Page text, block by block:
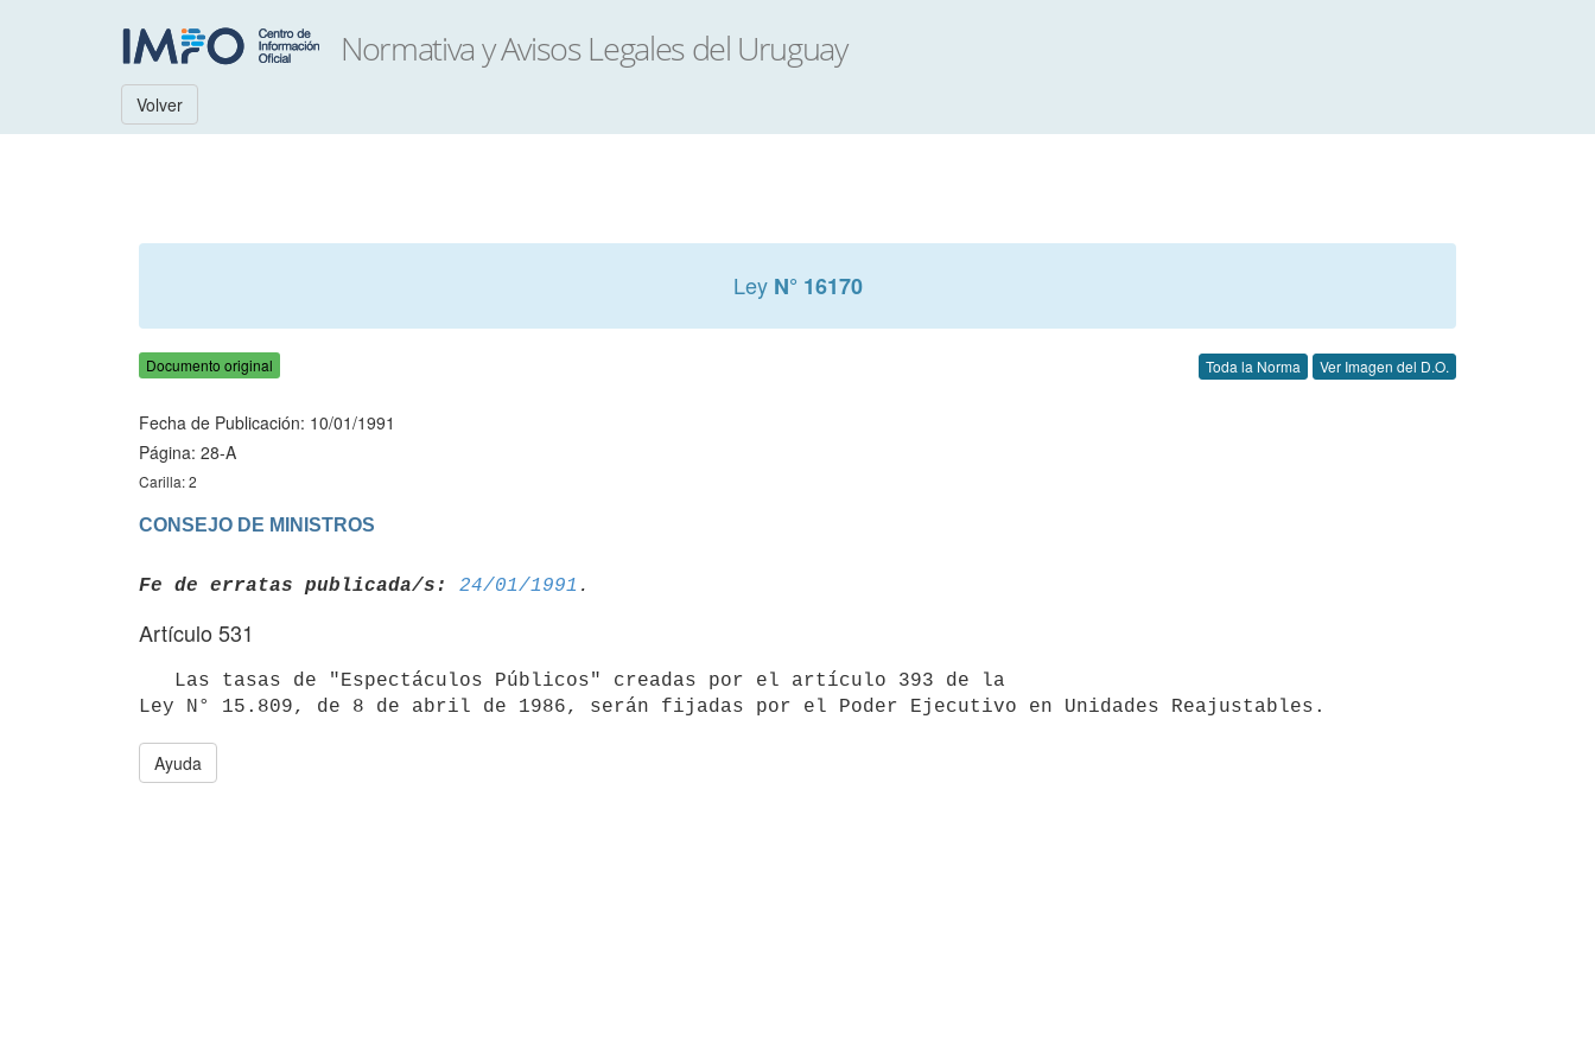
Volver
Ley N° 16170
Documento original Toda la Norma Ver Imagen del D.O.
Fecha de Publicación: 10/01/1991
Página: 28-A
Carilla: 2
CONSEJO DE MINISTROS
Fe de erratas publicada/s: 24/01/1991
Artículo 531
Ley N° 15.809, de 8 de abril de 1986, serán fijadas por el Poder Ejecutivo en Unidades Reajustables.
Ayuda